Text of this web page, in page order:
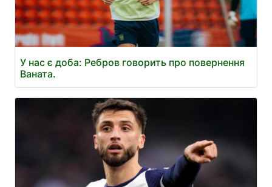
У нас є доба: Ребров говорить про повернення
Ваната.